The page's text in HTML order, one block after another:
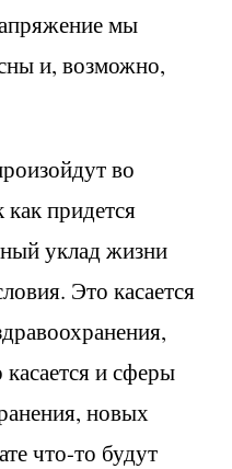
мы
и, возможно,
во
придется
уклад жизни
Это касается
и сферы
новых
что-то будут